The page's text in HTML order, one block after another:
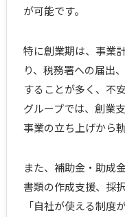
が可能です。
特に創業期は、事業
り、税務署への届出
することが多く、不
グループでは、創業
事業の立ち上げから
また、補助金・助成
書類の作成支援、採
「自社が使える制度